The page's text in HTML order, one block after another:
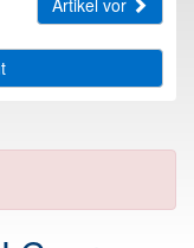
Artikel vor